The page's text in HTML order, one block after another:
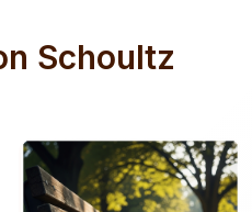
Schoultz